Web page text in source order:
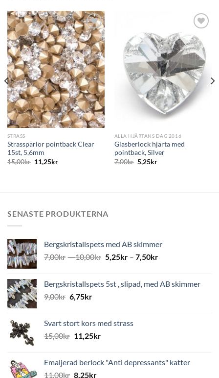
Lägg
till i
önskelistan
STRASS
Strasspärlor pointback Clear
15st, 5,6mm
15,00kr 11,25kr
Lägg
till i
önskelistan
ALLA HJÄRTANS DAG 2016
Glasberlock hjärta med
pointback, Silver
7,00kr 5,25kr
SENASTE PRODUKTERNA
Bergskristallspets med AB skimmer
7,00kr –10,00kr 5,25kr– 7,50kr
Bergskristallspets 5st , slipad, med AB skimmer
9,00kr 6,75kr
Svart stort kors med strass
15,00kr 11,25kr
Emaljerad berlock "Anti depressants" katter
11,00kr 8,25kr